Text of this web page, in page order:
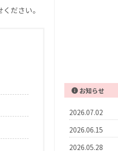
ださい。
お知らせ
2026.07.02
2026.06.15
2026.05.28